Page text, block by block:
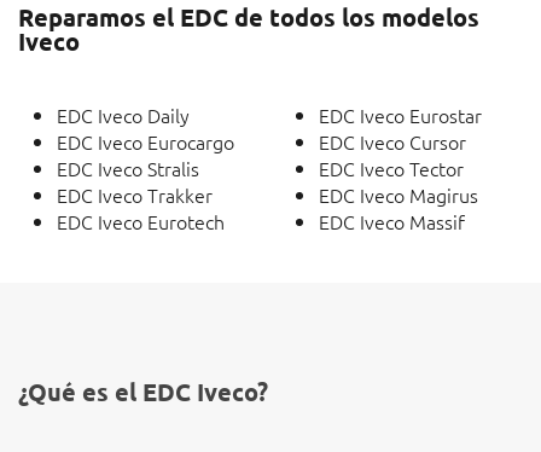
Reparamos el EDC de todos los modelos
Iveco
EDC Iveco Daily
EDC Iveco Eurocargo
EDC Iveco Stralis
EDC Iveco Trakker
EDC Iveco Eurotech
EDC Iveco Eurostar
EDC Iveco Cursor
EDC Iveco Tector
EDC Iveco Magirus
EDC Iveco Massif
¿Qué es el EDC Iveco?